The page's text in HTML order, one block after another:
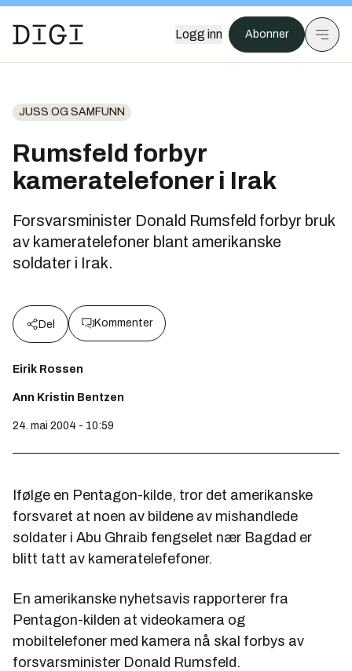
Logg inn Abonner
JUSS OG SAMFUNN
Rumsfeld forbyr
kameratelefoner i Irak
Forsvarsminister Donald Rumsfeld forbyr bruk
av kameratelefoner blant amerikanske
soldater i Irak.
Del Kommenter
Eirik Rossen
Ann Kristin Bentzen
24. mai 2004 - 10:59
Ifølge en Pentagon-kilde, tror det amerikanske
forsvaret at noen av bildene av mishandlede
soldater i Abu Ghraib fengselet nær Bagdad er
blitt tatt av kameratelefefoner.
En amerikanske nyhetsavis rapporterer fra
Pentagon-kilden at videokamera og
mobiltelefoner med kamera nå skal forbys av
forsvarsminister Donald Rumsfeld.